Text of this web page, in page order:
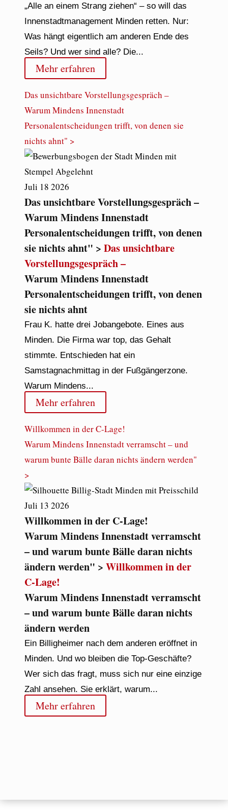
„Alle an einem Strang ziehen“ – so will das
Innenstadtmanagement Minden retten. Nur:
Was hängt eigentlich am anderen Ende des
Seils? Und wer sind alle? Die...
Mehr erfahren
Das unsichtbare Vorstellungsgespräch –
Warum Mindens Innenstadt
Personalentscheidungen trifft, von denen sie
nichts ahnt" >
Juli 18 2026
Das unsichtbare Vorstellungsgespräch –
Warum Mindens Innenstadt
Personalentscheidungen trifft, von denen
sie nichts ahnt" > Das unsichtbare
Vorstellungsgespräch –
Warum Mindens Innenstadt
Personalentscheidungen trifft, von denen
sie nichts ahnt
Frau K. hatte drei Jobangebote. Eines aus
Minden. Die Firma war top, das Gehalt
stimmte. Entschieden hat ein
Samstagnachmittag in der Fußgängerzone.
Warum Mindens...
Mehr erfahren
Willkommen in der C-Lage!
Warum Mindens Innenstadt verramscht – und
warum bunte Bälle daran nichts ändern werden"
>
Juli 13 2026
Willkommen in der C-Lage!
Warum Mindens Innenstadt verramscht
– und warum bunte Bälle daran nichts
ändern werden" > Willkommen in der
C-Lage!
Warum Mindens Innenstadt verramscht
– und warum bunte Bälle daran nichts
ändern werden
Ein Billigheimer nach dem anderen eröffnet in
Minden. Und wo bleiben die Top-Geschäfte?
Wer sich das fragt, muss sich nur eine einzige
Zahl ansehen. Sie erklärt, warum...
Mehr erfahren